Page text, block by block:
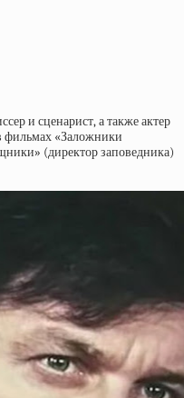
и сценарист, а также актер
фильмах «Заложники
(директор заповедника)